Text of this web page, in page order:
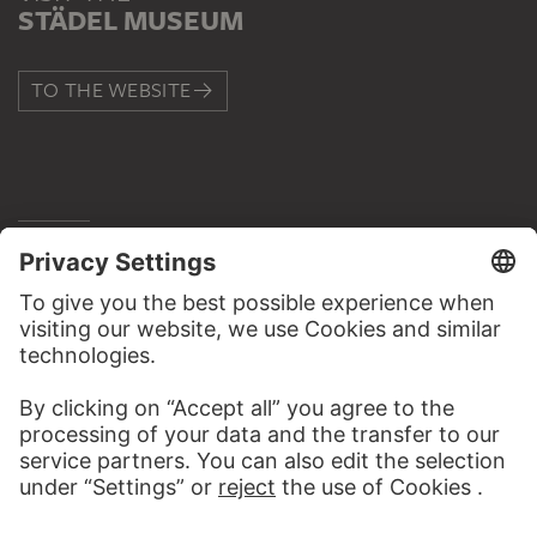
STÄDEL MUSEUM
TO THE WEBSITE
Do you have any suggestions, questions or information
about this work?
WRITE US